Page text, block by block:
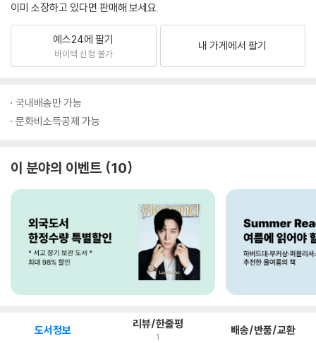
이미 소장하고 있다면 판매해 보세요.
예스24에 팔기
바이백 신청 불가
내 가게에서 팔기
국내배송만 가능
문화비소득공제 가능
이 분야의 이벤트 10
도서정보 리뷰/한줄평
1 배송/반품/교환